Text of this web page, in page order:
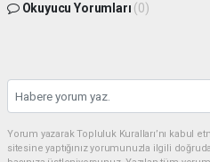
Okuyucu Yorumları (0)
Yorum yazarak Topluluk Kuralları’nı kabul
sitesine yaptığınız yorumunuzla ilgili